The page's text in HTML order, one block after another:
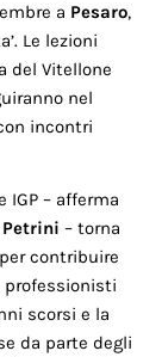
a Pesaro,
Le lezioni
del Vitellone
nel
incontri
IGP – afferma
Petrini – torna
contribuire
professionisti
scorsi e la
da parte degli